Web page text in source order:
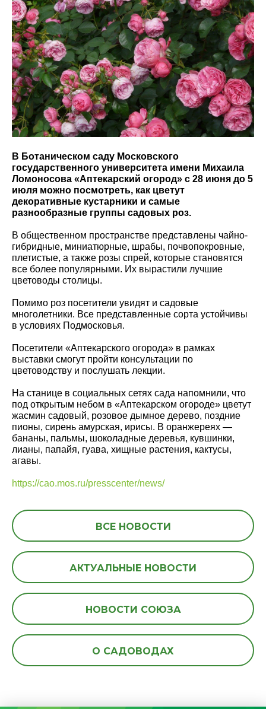
В Ботаническом саду Московского
государственного университета имени Михаила
Ломоносова «Аптекарский огород» с 28 июня до 5
июля можно посмотреть, как цветут
декоративные кустарники и самые
разнообразные группы садовых роз.
В общественном пространстве представлены чайно-
гибридные, миниатюрные, шрабы, почвопокровные,
плетистые, а также розы спрей, которые становятся
все более популярными. Их вырастили лучшие
цветоводы столицы.
Помимо роз посетители увидят и садовые
многолетники. Все представленные сорта устойчивы
в условиях Подмосковья.
Посетители «Аптекарского огорода» в рамках
выставки смогут пройти консультации по
цветоводству и послушать лекции.
На станице в социальных сетях сада напомнили, что
под открытым небом в «Аптекарском огороде» цветут
жасмин садовый, розовое дымное дерево, поздние
пионы, сирень амурская, ирисы. В оранжереях —
бананы, пальмы, шоколадные деревья, кувшинки,
лианы, папайя, гуава, хищные растения, кактусы,
агавы.
https://cao.mos.ru/presscenter/news/
ВСЕ НОВОСТИ
АКТУАЛЬНЫЕ НОВОСТИ
НОВОСТИ СОЮЗА
О САДОВОДАХ